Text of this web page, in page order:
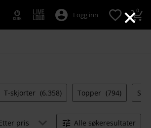
×
Logg inn 0
T-skjorter (6.358) Topper (794)
pris Alle søkeresultater